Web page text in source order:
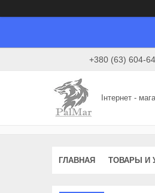
+380 (63) 604-
Інтернет -
ГЛАВНАЯ ТОВАРЫ И